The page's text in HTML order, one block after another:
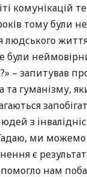
комунікацій
тому були
людського
були
– запитував
та гуманізму,
з
ми можемо
є
нам